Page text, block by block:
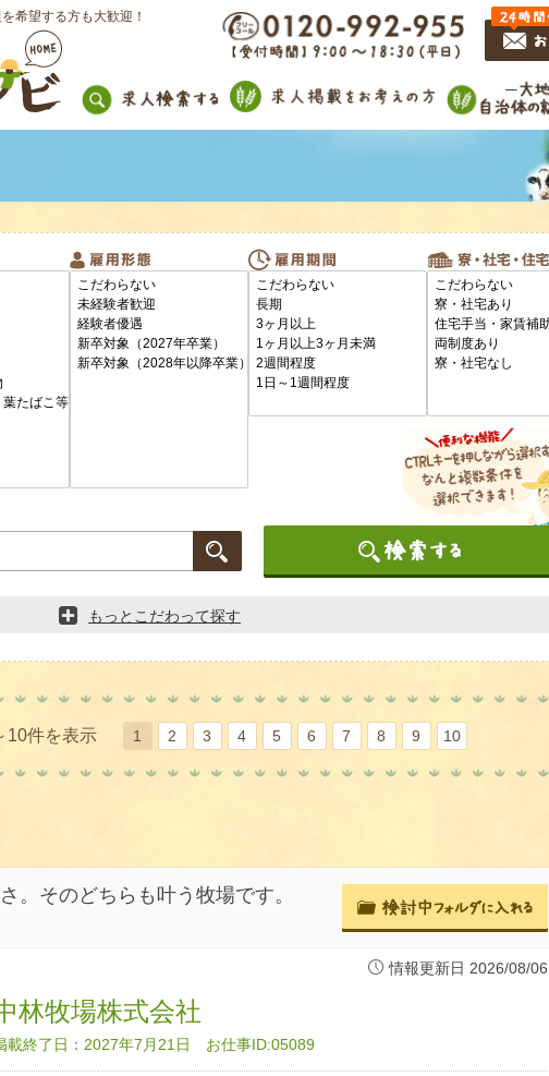
希望する方も大歓迎！
もっとこだわって探す
件を表示 1 2 3 4 5 6 7 8 9 10
。そのどちらも叶う牧場です。
情報更新日 2026/08/06
林牧場株式会社
載終了日：2027年7月21日 お仕事ID:05089